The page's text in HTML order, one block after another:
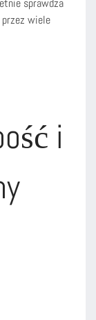
sprawdza
wiele
i